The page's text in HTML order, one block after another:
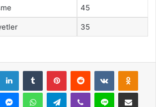
45
35
LinkedInTumblr PinterestReddit VKontakte
MessengerWhatsAppTelegramViber Line E-Posta ile